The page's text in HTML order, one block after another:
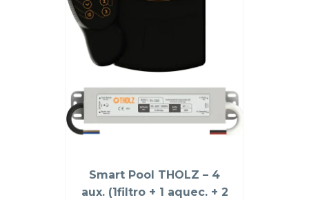
Smart Pool THOLZ – 4
aux. (1filtro + 1 aquec. + 2